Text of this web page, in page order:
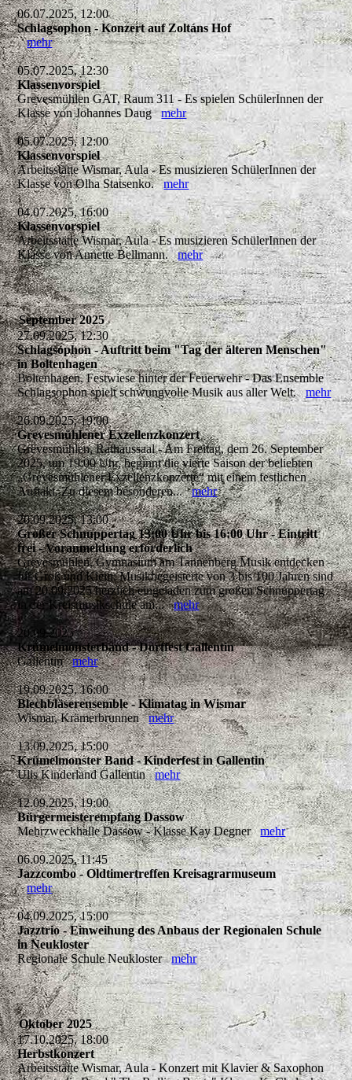
06.07.2025, 12:00
Schlagsophon - Konzert auf Zoltáns Hof
mehr
05.07.2025, 12:30
Klassenvorspiel
Grevesmühlen GAT, Raum 311 - Es spielen SchülerInnen der
Klasse von Johannes Daugmehr
05.07.2025, 12:00
Klassenvorspiel
Arbeitsstätte Wismar, Aula - Es musizieren SchülerInnen der
Klasse von Olha Statsenko.mehr
04.07.2025, 16:00
Klassenvorspiel
Arbeitsstätte Wismar, Aula - Es musizieren SchülerInnen der
Klasse von Annette Bellmann.mehr
September 2025
27.09.2025, 12:30
Schlagsophon - Auftritt beim "Tag der älteren Menschen"
in Boltenhagen
Boltenhagen, Festwiese hinter der Feuerwehr - Das Ensemble
Schlagsophon spielt schwungvolle Musik aus aller Welt.mehr
26.09.2025, 19:00
Grevesmühlener Exzellenzkonzert
Grevesmühlen, Rathaussaal - Am Freitag, dem 26. September
2025, um 19:00 Uhr, beginnt die vierte Saison der beliebten
„Grevesmühlener Exzellenzkonzerte“ mit einem festlichen
Auftakt. Zu diesem besonderen...mehr
20.09.2025, 13:00
Großer Schnuppertag 13:00 Uhr bis 16:00 Uhr - Eintritt
frei - Voranmeldung erforderlich
Grevesmühlen, Gymnasium am Tannenberg Musik entdecken
für Groß und Klein: Musikbegeisterte von 3 bis 100 Jahren sind
am 20.09.2025 herzlich eingeladen zum großen Schnuppertag
in der Kreismusikschule am...mehr
20.09.2025
Krümelmonsterband - Dorffest Gallentin
Gallentinmehr
19.09.2025, 16:00
Blechbläserensemble - Klimatag in Wismar
Wismar, Krämerbrunnenmehr
13.09.2025, 15:00
Krümelmonster Band - Kinderfest in Gallentin
Ulis Kinderland Gallentinmehr
12.09.2025, 19:00
Bürgermeisterempfang Dassow
Mehrzweckhalle Dassow - Klasse Kay Degnermehr
06.09.2025, 11:45
Jazzcombo - Oldtimertreffen Kreisagrarmuseum
mehr
04.09.2025, 15:00
Jazztrio - Einweihung des Anbaus der Regionalen Schule
in Neukloster
Regionale Schule Neuklostermehr
Oktober 2025
17.10.2025, 18:00
Herbstkonzert
Arbeitsstätte Wismar, Aula - Konzert mit Klavier & Saxophon